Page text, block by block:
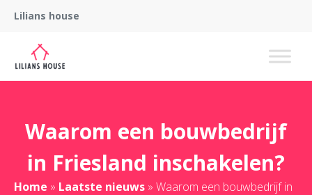
Lilians house
Waarom een bouwbedrijf
in Friesland inschakelen?
Home » Laatste nieuws » Waarom een bouwbedrijf in